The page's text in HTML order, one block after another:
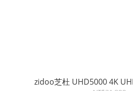
zidoo芝杜 UHD5000 4K